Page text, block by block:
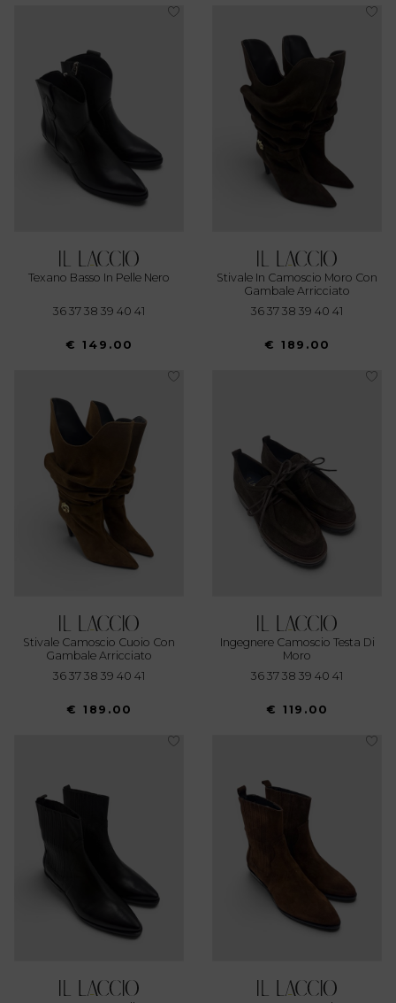
Texano Basso In Pelle Nero
36 37 38 39 40 41
€ 149.00
Stivale In Camoscio Moro Con
Gambale Arricciato
36 37 38 39 40 41
€ 189.00
Stivale Camoscio Cuoio Con
Gambale Arricciato
36 37 38 39 40 41
€ 189.00
Ingegnere Camoscio Testa Di
Moro
36 37 38 39 40 41
€ 119.00